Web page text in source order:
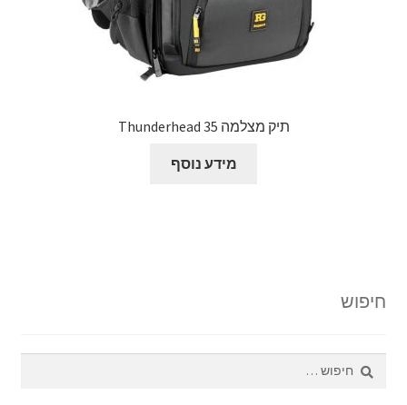
תיק מצלמה Thunderhead 35
מידע נוסף
חיפוש
חיפוש: